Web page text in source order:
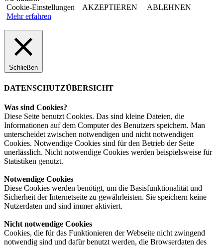
Cookie-Einstellungen
AKZEPTIEREN
ABLEHNEN
Mehr erfahren
Schließen
DATENSCHUTZÜBERSICHT
Was sind Cookies?
Diese Seite benutzt Cookies. Das sind kleine Dateien, die
Informationen auf dem Computer des Benutzers speichern. Man
unterscheidet zwischen notwendigen und nicht notwendigen
Cookies. Notwendige Cookies sind für den Betrieb der Seite
unerlässlich. Nicht notwendige Cookies werden beispielsweise für
Statistiken genutzt.
Notwendige Cookies
Diese Cookies werden benötigt, um die Basisfunktionalität und
Sicherheit der Internetseite zu gewährleisten. Sie speichern keine
Nutzerdaten und sind immer aktiviert.
Nicht notwendige Cookies
Cookies, die für das Funktionieren der Webseite nicht zwingend
notwendig sind und dafür benutzt werden, die Browserdaten des